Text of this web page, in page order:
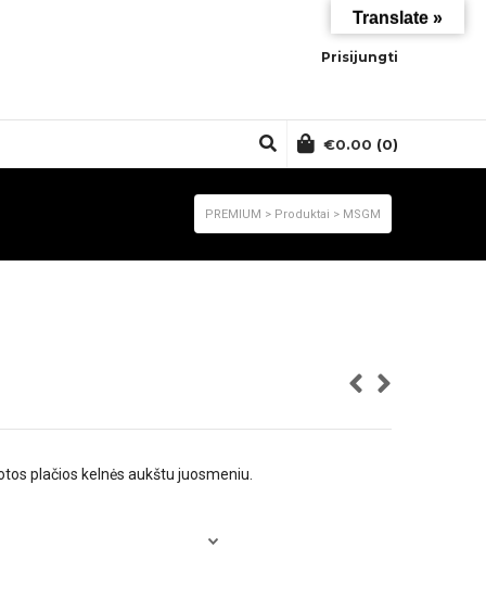
Prisijungti
€0.00 (0)
PREMIUM > Produktai > MSGM
plačios kelnės aukštu juosmeniu.
Translate »